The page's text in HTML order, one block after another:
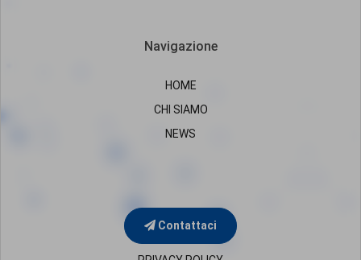
Navigazione
HOME
CHI SIAMO
NEWS
Contattaci